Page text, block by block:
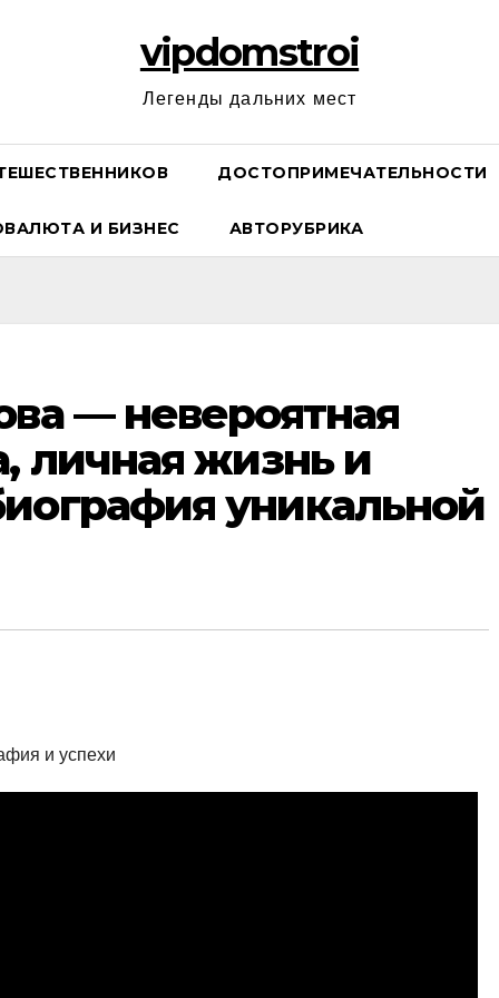
vipdomstroi
Легенды дальних мест
ДОСТОПРИМЕЧАТЕЛЬНОСТИ
И БИЗНЕС АВТОРУБРИКА
— невероятная
личная жизнь и
уникальной